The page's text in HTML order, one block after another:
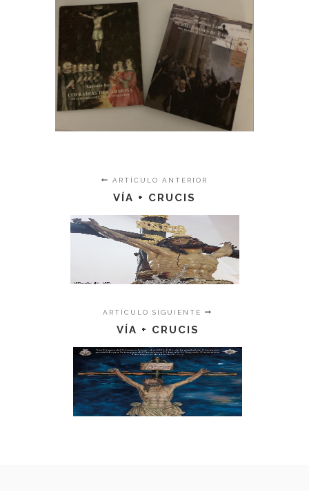
ARTÍCULO ANTERIOR
VÍA + CRUCIS
ARTÍCULO SIGUIENTE
VÍA + CRUCIS